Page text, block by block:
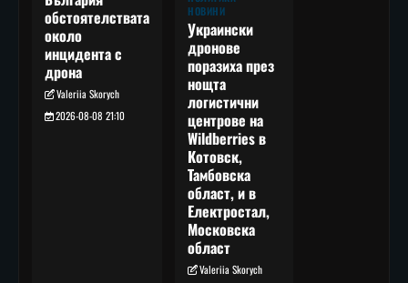
обстоятелствата
около
инцидента с
дрона
Valeriia Skorych
2026-08-08 21:10
НОВИНИ
Украински
дронове
поразиха през
нощта
логистични
центрове на
Wildberries в
Котовск,
Тамбовска
област, и в
Електростал,
Московска
област
Valeriia Skorych